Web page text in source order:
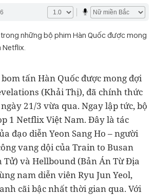
những bộ phim Hàn Quốc được mong
Netflix.
tấn Hàn Quốc được mong đợi
(Khải Thị), đã chính thức
21/3 vừa qua. Ngay lập tức, bộ
1 Netflix Việt Nam. Đây là tác
đạo diễn Yeon Sang Ho – người
vang dội của Train to Busan
Tử) và Hellbound (Bản Án Từ Địa
nam diễn viên Ryu Jun Yeol,
cãi bậc nhất thời gian qua. Với